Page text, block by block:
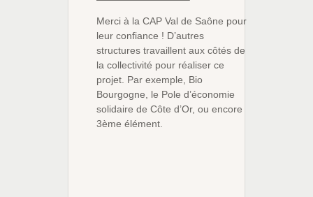
Merci à la CAP Val de Saône pour
leur confiance ! D’autres
structures travaillent aux côtés de
la collectivité pour réaliser ce
projet. Par exemple, Bio
Bourgogne, le Pole d’économie
solidaire de Côte d’Or, ou encore
3ème élément.